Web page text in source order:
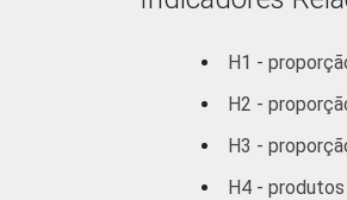
H1 -
H2 -
H3 -
H4 -